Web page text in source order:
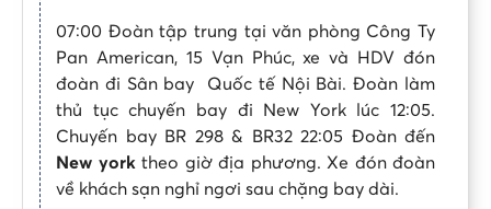
07:00 Đoàn tập trung tại văn phòng Công Ty
Pan American, 15 Vạn Phúc, xe và HDV đón
đoàn đi Sân bay Quốc tế Nội Bài. Đoàn làm
thủ tục chuyến bay đi New York lúc 12:05.
Chuyến bay BR 298 & BR32 22:05 Đoàn đến
New york theo giờ địa phương. Xe đón đoàn
về khách sạn nghỉ ngơi sau chặng bay dài.